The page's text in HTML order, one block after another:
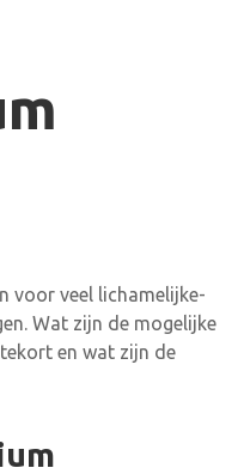
voor veel lichamelijke-
Wat zijn de mogelijke
en wat zijn de